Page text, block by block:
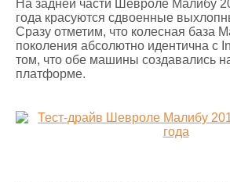
На задней части Шевроле Малибу
года красуются сдвоенные
Сразу отметим, что колесная база
поколения абсолютно идентична с
том, что обе машины создавались
платформе.